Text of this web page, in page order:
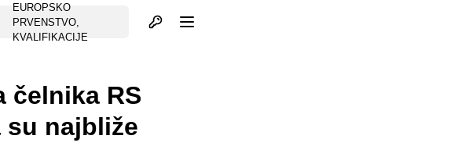
EUROPSKO
PRVENSTVO,
KVALIFIKACIJE
Otvori profil
čelnika RS
su najbliže